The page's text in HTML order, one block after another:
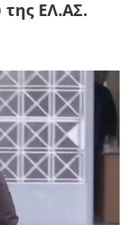
της ΕΛ.ΑΣ.